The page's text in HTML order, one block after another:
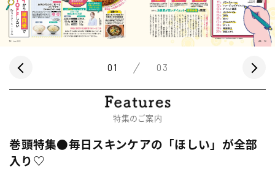
01 03
特集のご案内
巻頭特集●毎日スキンケアの「ほしい」が全部
入り♡